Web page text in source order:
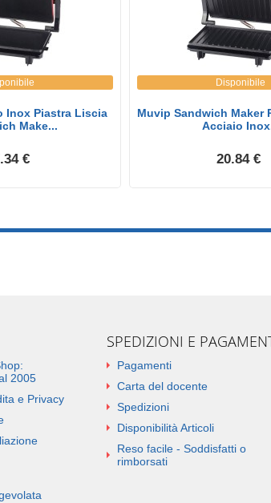
Inox Piastra Liscia
Make...
€
Disponibile
Muvip Sandwich Maker
Acciaio
20.84 €
2005
e Privacy
SPEDIZIONI E
Pagamenti
Carta del docente
Spedizioni
Disponibilità Articoli
Reso facile - Soddisfatti o
rimborsati